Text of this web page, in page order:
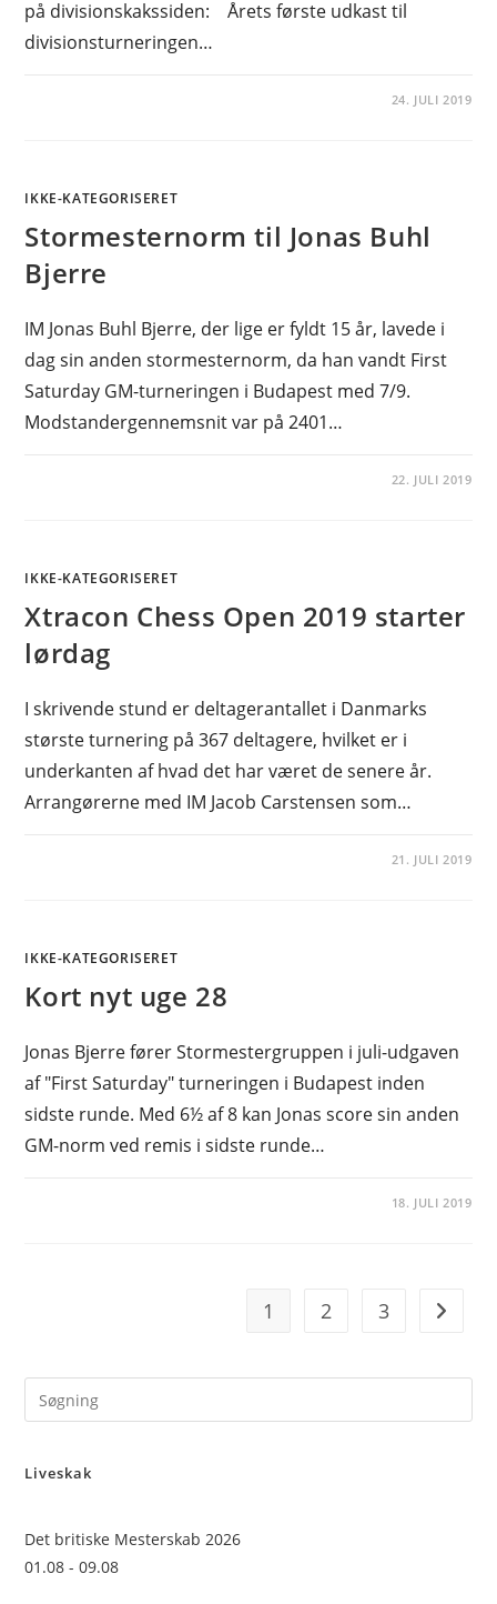
på divisionskakssiden: Årets første udkast til
divisionsturneringen…
24. JULI 2019
IKKE-KATEGORISERET
Stormesternorm til Jonas Buhl
Bjerre
IM Jonas Buhl Bjerre, der lige er fyldt 15 år, lavede i
dag sin anden stormesternorm, da han vandt First
Saturday GM-turneringen i Budapest med 7/9.
Modstandergennemsnit var på 2401…
22. JULI 2019
IKKE-KATEGORISERET
Xtracon Chess Open 2019 starter
lørdag
I skrivende stund er deltagerantallet i Danmarks
største turnering på 367 deltagere, hvilket er i
underkanten af hvad det har været de senere år.
Arrangørerne med IM Jacob Carstensen som…
21. JULI 2019
IKKE-KATEGORISERET
Kort nyt uge 28
Jonas Bjerre fører Stormestergruppen i juli-udgaven
af "First Saturday" turneringen i Budapest inden
sidste runde. Med 6½ af 8 kan Jonas score sin anden
GM-norm ved remis i sidste runde…
18. JULI 2019
1 2 3 Go to
Liveskak
Det britiske Mesterskab 2026
01.08 - 09.08